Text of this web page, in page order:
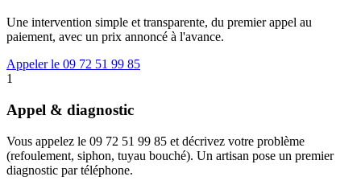
Une intervention simple et transparente, du premier appel au
paiement, avec un prix annoncé à l'avance.
Appeler le 09 72 51 99 85
1
Appel & diagnostic
Vous appelez le 09 72 51 99 85 et décrivez votre problème
(refoulement, siphon, tuyau bouché). Un artisan pose un premier
diagnostic par téléphone.